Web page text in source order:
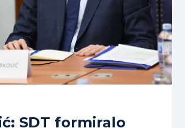
SDT formiralo